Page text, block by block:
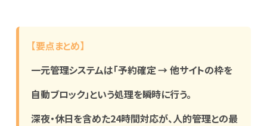
【要点まとめ】
一元管理システムは「予約確定 → 他サイトの枠を
自動ブロック」という処理を瞬時に行う。
深夜・休日を含めた24時間対応が、人的管理との最